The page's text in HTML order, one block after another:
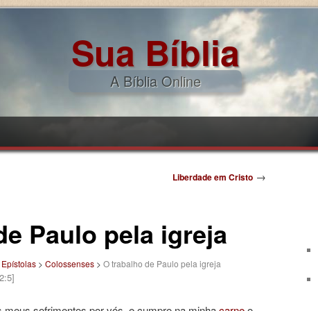
Sua Bíblia
A Bíblia Online
Liberdade em Cristo →
Paulo pela igreja
Epístolas > Colossenses > O trabalho de Paulo pela igreja